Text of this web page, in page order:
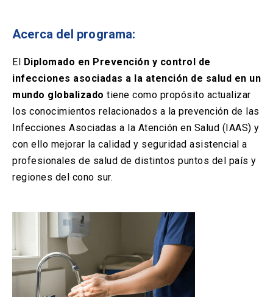
una
pestaña)
Biblioteca launch
(El
se
abre
una
nueva
pestaña)
Mi Portal UC
(El
se
abre
una
nueva
pestaña)
Correo launch
enlace
se
abre
en
una
nueva
pestaña)
Acerca del programa:
El Diplomado en Prevención y control de
infecciones asociadas a la atención de salud en un
mundo globalizado tiene como propósito actualizar
los conocimientos relacionados a la prevención de las
Infecciones Asociadas a la Atención en Salud (IAAS) y
con ello mejorar la calidad y seguridad asistencial a
profesionales de salud de distintos puntos del país y
regiones del cono sur.